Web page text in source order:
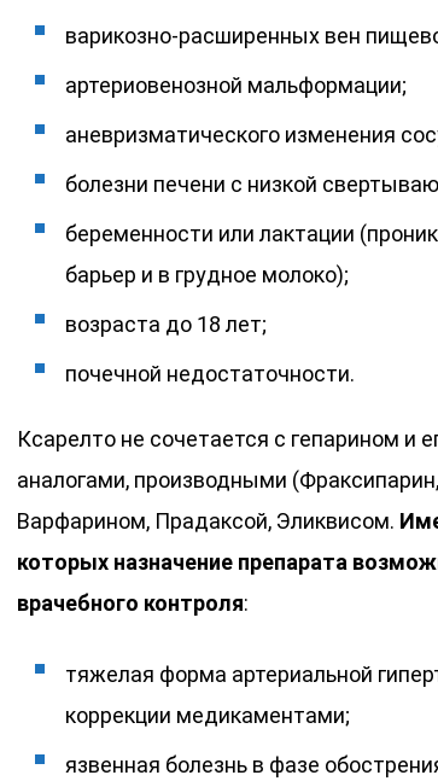
варикозно-расширенных вен
артериовенозной мальформации;
аневризматического изменения
болезни печени с низкой
беременности или лактации
барьер и в грудное молоко);
возраста до 18 лет;
почечной недостаточности.
Ксарелто не сочетается с гепарином и
аналогами, производными
Варфарином, Прадаксой, Эликвисом.
которых назначение препарата
врачебного контроля:
тяжелая форма артериальной
коррекции медикаментами;
язвенная болезнь в фазе